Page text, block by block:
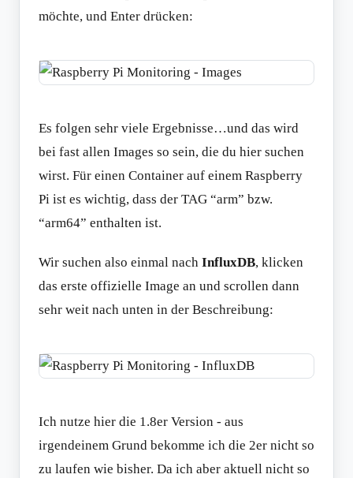
möchte, und Enter drücken:
Es folgen sehr viele Ergebnisse…und das wird
bei fast allen Images so sein, die du hier suchen
wirst. Für einen Container auf einem Raspberry
Pi ist es wichtig, dass der TAG “arm” bzw.
“arm64” enthalten ist.
Wir suchen also einmal nach InfluxDB, klicken
das erste offizielle Image an und scrollen dann
sehr weit nach unten in der Beschreibung:
Ich nutze hier die 1.8er Version - aus
irgendeinem Grund bekomme ich die 2er nicht so
zu laufen wie bisher. Da ich aber aktuell nicht so